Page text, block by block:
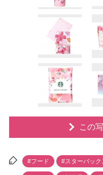
この
#フード #スターバック